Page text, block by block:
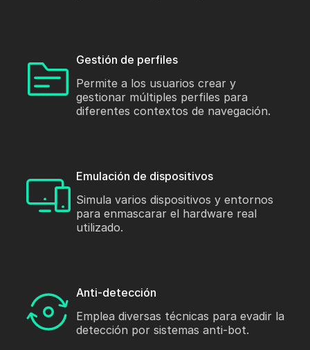
Gestión de perfiles
Permite a los usuarios crear y
gestionar múltiples perfiles para
diferentes contextos de navegación.
Emulación de dispositivos
Simula varios dispositivos y entornos
para enmascarar el hardware real
utilizado.
Anti-detección
Emplea diversas técnicas para evadir la
detección por sistemas anti-bot.